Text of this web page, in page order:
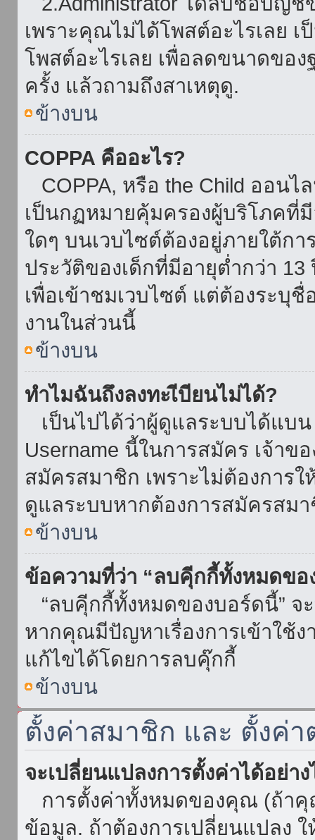
เพราะคุณไม่ได้โพสต์อะไรเลย
โพสต์อะไรเลย เพื่อลดขนาดขอ
ครั้ง แล้วถามถึงสาเหตุดู.
ข้างบน
COPPA คืออะไร?
COPPA, หรือ the Child ออนไ
เป็นกฏหมายคุ้มครองผู้บริโภคที่
ใดๆ บนเวบไซต์ต้องอยู่ภายใต้ก
ประวัติของเด็กที่มีอายุต่ำกว่า
เพื่อเข้าชมเวบไซต์ แต่ต้องระบุ
งานในส่วนนี้
ข้างบน
ทำไมฉันถึงลงทะเีบียนไม่ได้?
เป็นไปได้ว่าผู้ดูแลระบบได้แบ
Username นี้ในการสมัคร เจ้าข
สมัครสมาชิก เพราะไม่ต้องการ
ดูแลระบบหากต้องการสมัครสม
ข้างบน
ข้อความที่ว่า “ลบคุีกกี้ทั้งหมดขอ
“ลบคุีกกี้ทั้งหมดของบอร์ดนี้” จ
หากคุณมีปัญหาเรื่องการเข้าใช้
แก้ไขได้โดยการลบคุ๊กกี้
ข้างบน
ตั้งค่าสมาชิก และ ตั้งค่า
จะเปลี่ยนแปลงการตั้งค่าได้อย่าง
การตั้งค่าทั้งหมดของคุณ (ถ้าคุ
ข้อมูล. ถ้าต้องการเปลี่ยนแปลง